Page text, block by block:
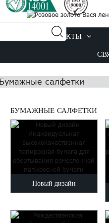
ПРОДУКТЫ
Бумажные салфетки
БУМАЖНЫЕ САЛФЕТКИ
Новый дизайн
высококачественная